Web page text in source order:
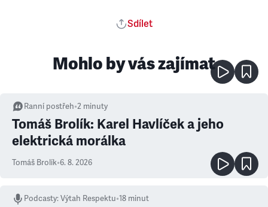
Sdílet
Mohlo by vás zajímat
Ranní postřeh•2 minuty
Tomáš Brolík: Karel Havlíček a jeho
elektrická morálka
Tomáš Brolík•6. 8. 2026
Podcasty:Výtah Respektu•18 minut